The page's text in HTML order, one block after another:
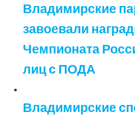
Владимирские
завоевали
Чемпионата
лиц с ПОДА
Владимирские